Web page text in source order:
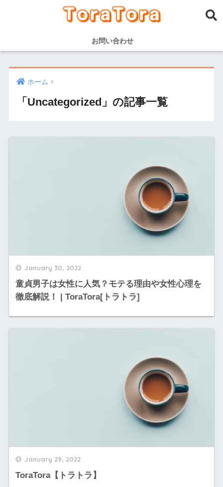
お問い合わせ
ホーム
「Uncategorized」の記事一覧
January 30, 2022
童貞男子は女性に人気？モテる理由や女性心理を
徹底解説！ | ToraTora[トラトラ]
January 29, 2022
ToraTora【トラトラ】